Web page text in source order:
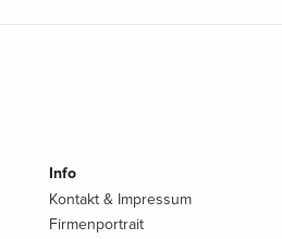
Info
Kontakt & Impressum
Firmenportrait